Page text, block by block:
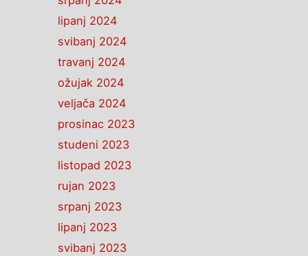
lipanj 2024
svibanj 2024
travanj 2024
ožujak 2024
veljača 2024
prosinac 2023
studeni 2023
listopad 2023
rujan 2023
srpanj 2023
lipanj 2023
svibanj 2023